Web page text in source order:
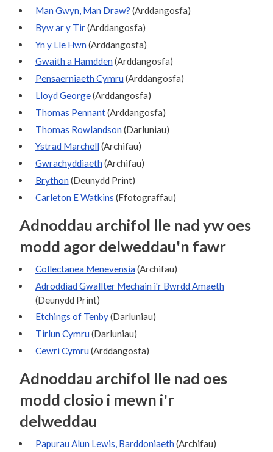
Man Gwyn, Man Draw? (Arddangosfa)
Byw ar y Tir(Arddangosfa)
Yn y Lle Hwn (Arddangosfa)
Gwaith a Hamdden (Arddangosfa)
Pensaerniaeth Cymru (Arddangosfa)
Lloyd George(Arddangosfa)
Thomas Pennant(Arddangosfa)
Thomas Rowlandson (Darluniau)
Ystrad Marchell(Archifau)
Gwrachyddiaeth (Archifau)
Brython (Deunydd Print)
Carleton E Watkins (Ffotograffau)
Adnoddau archifol lle nad yw oes
modd agor delweddau'n fawr
Collectanea Menevensia (Archifau)
Adroddiad Gwallter Mechain i'r Bwrdd Amaeth
(Deunydd Print)
Etchings of Tenby(Darluniau)
Tirlun Cymru (Darluniau)
Cewri Cymru (Arddangosfa)
Adnoddau archifol lle nad oes
modd closio i mewn i'r
delweddau
Papurau Alun Lewis, Barddoniaeth (Archifau)